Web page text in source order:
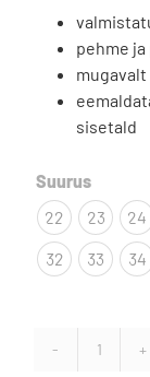
pehme
sisetald
Suurus
22 23 24
32
33 34
Froddo